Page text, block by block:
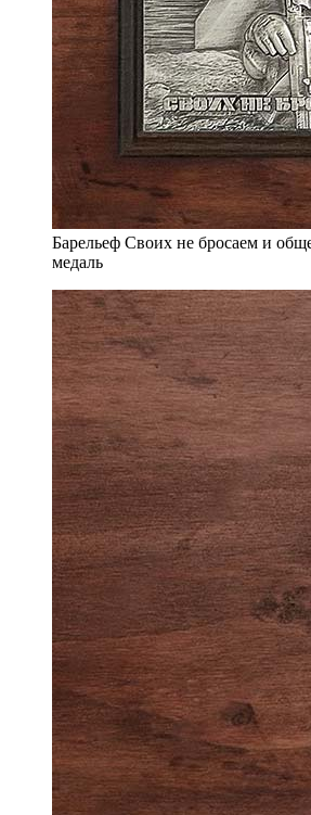
Барельеф Своих не бросаем и
медаль